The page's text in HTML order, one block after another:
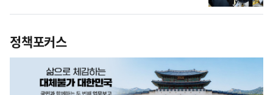
정책포커스